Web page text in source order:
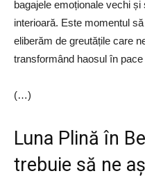
bagajele emoționale vechi
interioară. Este momentul
eliberăm de greutățile care
transformând haosul în
(…)
Luna Plină în
trebuie să ne